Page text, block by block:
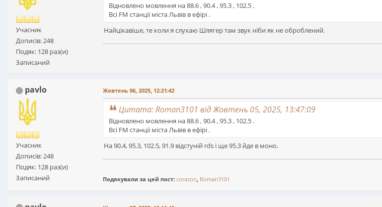
Учасник
Дописів: 248
Подяк: 128 раз(и)
Записаний
Відновлено мовлення на 88.6 , 90.4 , 95.3 , 102.5 .
Всі FM станції міста Львів в ефірі .
Найцікавіше, те коли я слухаю Шлягер там звук ніби як не оброблений.
pavlo
Учасник
Дописів: 248
Подяк: 128 раз(и)
Записаний
Жовтень 06, 2025, 12:21:42
Цитата: Roman3101 від Жовтень 05, 2025, 13:47:09
Відновлено мовлення на 88.6 , 90.4 , 95.3 , 102.5 .
Всі FM станції міста Львів в ефірі .
На 90.4, 95.3, 102.5, 91.9 відстуній rds і ще 95.3 йде в моно.
Подякували за цей пост: corazon Roman3101